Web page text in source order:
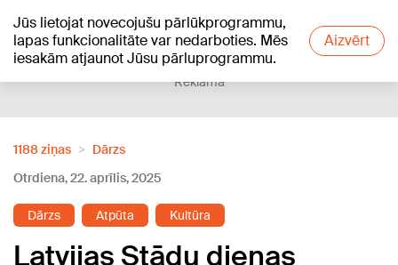
Jūs lietojat novecojušu pārlūkprogrammu,
lapas funkcionalitāte var nedarboties. Mēs
iesakām atjaunot Jūsu pārluprogrammu.
Aizvērt
+12°C
Reklāma
1188 ziņas
Dārzs
Otrdiena, 22. aprīlis, 2025
Dārzs Atpūta Kultūra
Latvijas Stādu dienas